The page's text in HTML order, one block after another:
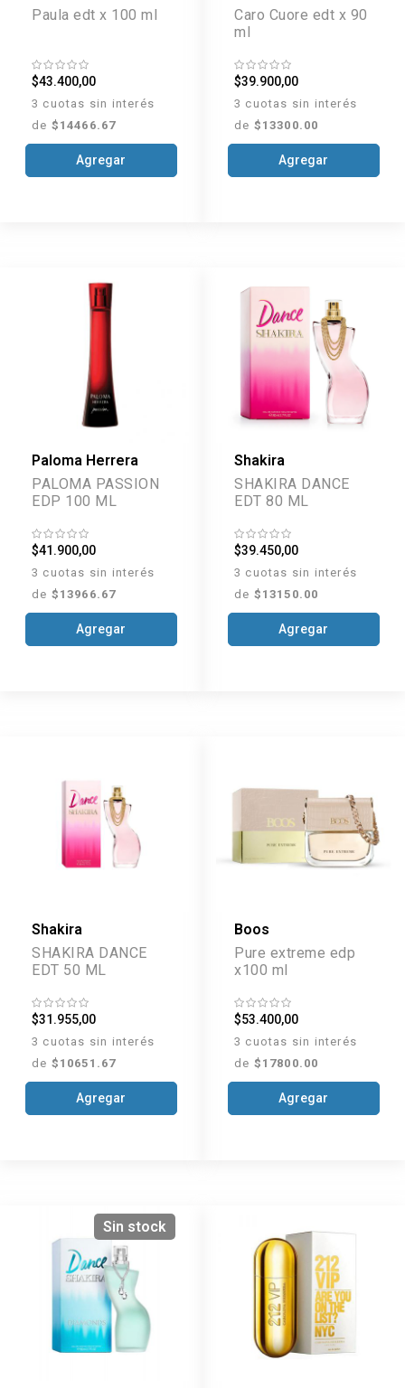
D'anversPaula edt x 100 ml
$43.400,00
3 cuotas sin interés
de $14466.67
Agregar
Caro Cuore edt x 90
ml
$39.900,00
3 cuotas sin interés
de $13300.00
Agregar
Paloma Herrera
PALOMA PASSION
EDP 100 ML
$41.900,00
3 cuotas sin interés
de $13966.67
Agregar
Shakira
SHAKIRA DANCE
EDT 80 ML
$39.450,00
3 cuotas sin interés
de $13150.00
Agregar
Shakira
SHAKIRA DANCE
EDT 50 ML
$31.955,00
3 cuotas sin interés
de $10651.67
Agregar
Boos
Pure extreme edp
x100 ml
$53.400,00
3 cuotas sin interés
de $17800.00
Agregar
Sin stock